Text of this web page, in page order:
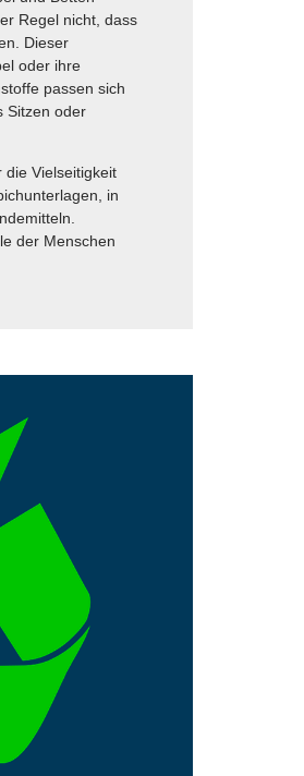
Regel nicht, dass
Dieser
oder ihre
passen sich
Sitzen oder
die Vielseitigkeit
in
der Menschen